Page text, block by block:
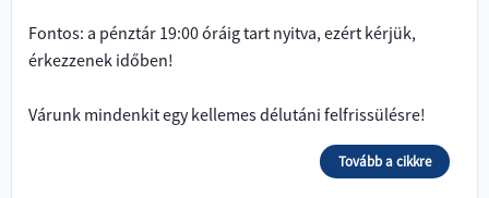
Fontos: a pénztár 19:00 óráig tart nyitva, ezért kérjük,
érkezzenek időben!
Várunk mindenkit egy kellemes délutáni felfrissülésre!
Tovább a cikkre